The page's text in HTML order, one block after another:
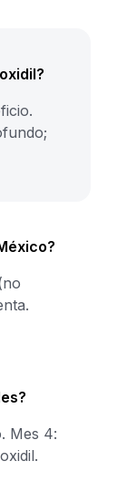
Mes 4: